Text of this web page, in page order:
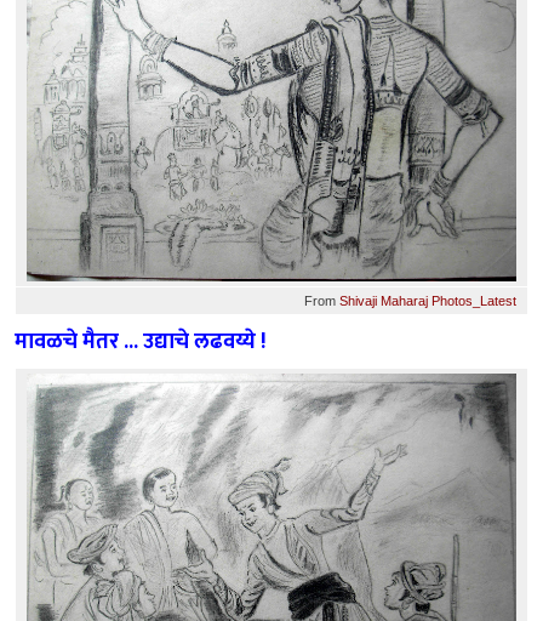
From Shivaji Maharaj Photos_Latest
मावळचे मैतर ... उद्याचे लढवय्ये !